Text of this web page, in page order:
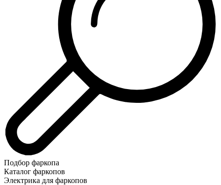
Подбор фаркопа
Каталог фаркопов
Электрика для фаркопов